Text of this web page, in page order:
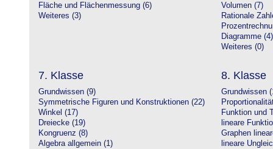
Fläche und Flächenmessung (6)
Weiteres (3)
Volumen (7)
Rationale
Diagramme (4)
Weiteres (0)
7. Klasse
Grundwissen (9)
Symmetrische Figuren und Konstruktionen (22)
Winkel (17)
Dreiecke (19)
Kongruenz (8)
Algebra allgemein (1)
8. Klasse
Grundwissen
Funktion und
lineare
Graphen
lineare